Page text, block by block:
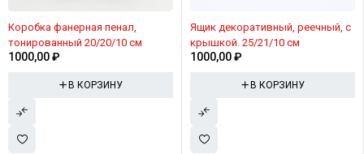
Коробка фанерная пенал,
тонированный 20/20/10 см
1000,00₽
В КОРЗИНУ
Ящик декоративный, реечный, с
крышкой. 25/21/10 см
1000,00₽
В КОРЗИНУ